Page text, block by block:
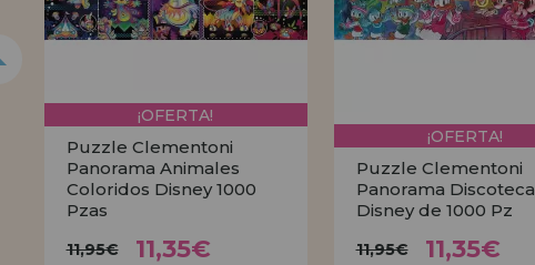
¡OFERTA!
Puzzle Clementoni
Panorama Animales
Coloridos Disney 1000
Pzas
11,95€ 11,35€
¡OFERTA!
Puzzle Clementoni
Panorama Discoteca
Disney de 1000 Pz
11,95€ 11,35€